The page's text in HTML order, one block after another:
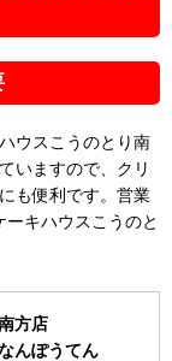
ウスこうのとり南
いますので、クリ
も便利です。営業
キハウスこうのと
方店
んぽうてん